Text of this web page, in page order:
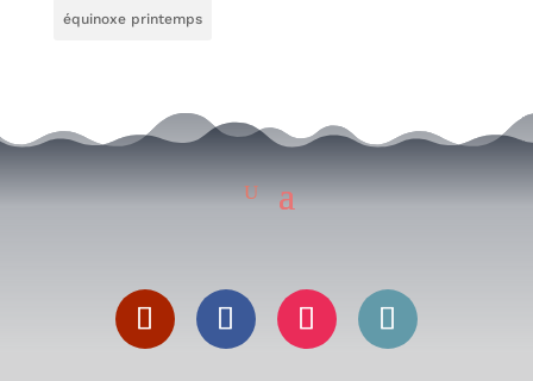
équinoxe printemps